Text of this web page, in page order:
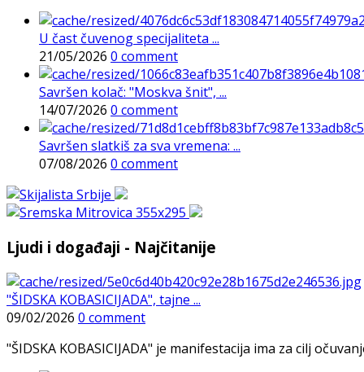
U čast čuvenog specijaliteta ...
21/05/2026 0 comment
Savršen kolač: "Moskva šnit", ...
14/07/2026 0 comment
Savršen slatkiš za sva vremena: ...
07/08/2026 0 comment
Ljudi i događaji - Najčitanije
"ŠIDSKA KOBASICIJADA", tajne ...
09/02/2026 0 comment
"ŠIDSKA KOBASICIJADA" je manifestacija ima za cilj